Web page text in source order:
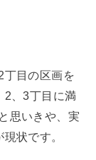
丁目の区画を
2、3丁目に満
思いきや、実
状です。